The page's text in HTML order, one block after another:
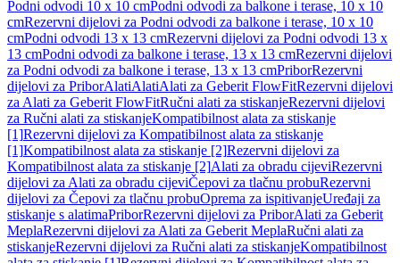
Podni odvodi 10 x 10 cmPodni odvodi za balkone i terase, 10 x 10
cmRezervni dijelovi za Podni odvodi za balkone i terase, 10 x 10
cmPodni odvodi 13 x 13 cmRezervni dijelovi za Podni odvodi 13 x
13 cmPodni odvodi za balkone i terase, 13 x 13 cmRezervni dijelovi
za Podni odvodi za balkone i terase, 13 x 13 cmPriborRezervni
dijelovi za PriborAlatiAlatiAlati za Geberit FlowFitRezervni dijelovi
za Alati za Geberit FlowFitRučni alati za stiskanjeRezervni dijelovi
za Ručni alati za stiskanjeKompatibilnost alata za stiskanje
[1]Rezervni dijelovi za Kompatibilnost alata za stiskanje
[1]Kompatibilnost alata za stiskanje [2]Rezervni dijelovi za
Kompatibilnost alata za stiskanje [2]Alati za obradu cijeviRezervni
dijelovi za Alati za obradu cijeviČepovi za tlačnu probuRezervni
dijelovi za Čepovi za tlačnu probuOprema za ispitivanjeUređaji za
stiskanje s alatimaPriborRezervni dijelovi za PriborAlati za Geberit
MeplaRezervni dijelovi za Alati za Geberit MeplaRučni alati za
stiskanjeRezervni dijelovi za Ručni alati za stiskanjeKompatibilnost